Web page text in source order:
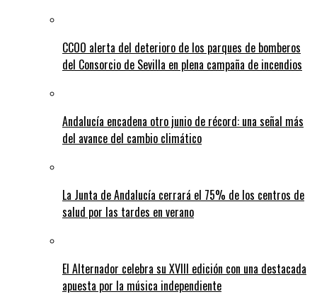
CCOO alerta del deterioro de los parques de bomberos
del Consorcio de Sevilla en plena campaña de incendios
Andalucía encadena otro junio de récord: una señal más
del avance del cambio climático
La Junta de Andalucía cerrará el 75% de los centros de
salud por las tardes en verano
El Alternador celebra su XVIII edición con una destacada
apuesta por la música independiente